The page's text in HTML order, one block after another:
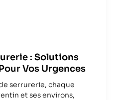
: Solutions
Vos Urgences
serrurerie, chaque
et ses environs,